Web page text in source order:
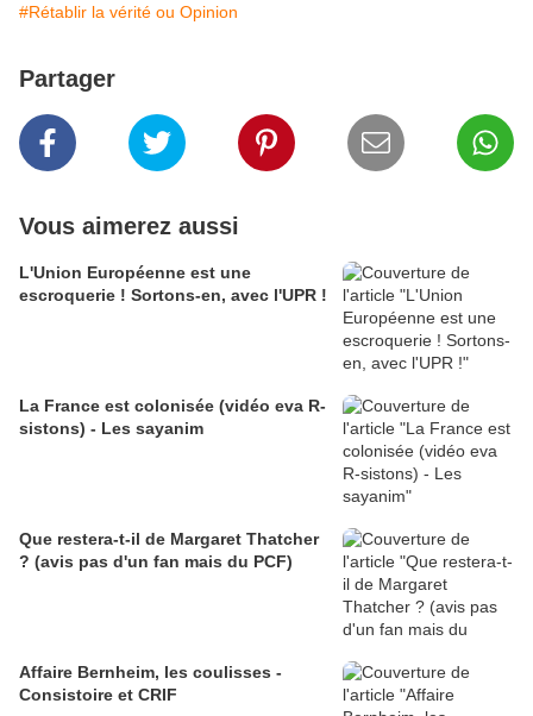
#Rétablir la vérité ou Opinion
Partager
Vous aimerez aussi
L'Union Européenne est une
escroquerie ! Sortons-en, avec l'UPR !
La France est colonisée (vidéo eva R-
sistons) - Les sayanim
Que restera-t-il de Margaret Thatcher
? (avis pas d'un fan mais du PCF)
Affaire Bernheim, les coulisses -
Consistoire et CRIF